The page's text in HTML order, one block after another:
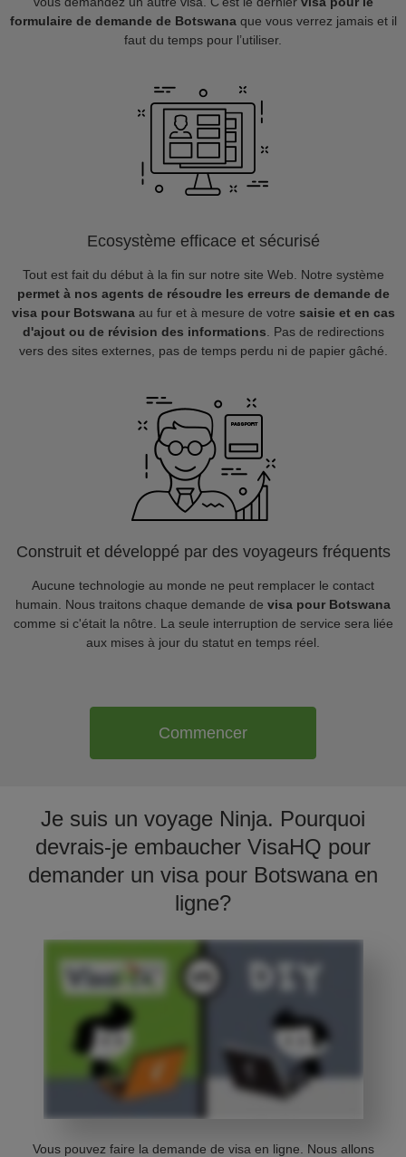
formulaire de demande de Botswanaque vous verrez jamais et il
faut du temps pour l’utiliser.
Ecosystème efficace et sécurisé
Tout est fait du début à la fin sur notre site Web. Notre système
permet à nos agents de résoudre les erreurs de demande de
visa pour Botswanaau fur et à mesure de votre saisie et en cas
d'ajout ou de révision des informations . Pas de redirections
vers des sites externes, pas de temps perdu ni de papier gâché.
Construit et développé par des voyageurs fréquents
Aucune technologie au monde ne peut remplacer le contact
humain. Nous traitons chaque demande de visa pour Botswana
comme si c'était la nôtre. La seule interruption de service sera liée
aux mises à jour du statut en temps réel.
Commencer
Je suis un voyage Ninja. Pourquoi
devrais-je embaucher VisaHQ pour
demander un visa pour Botswana en
ligne?
Vous pouvez faire la demande de visa en ligne. Nous allons